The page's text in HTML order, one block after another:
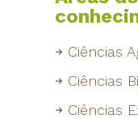
Ciências
Ciências
Ciências